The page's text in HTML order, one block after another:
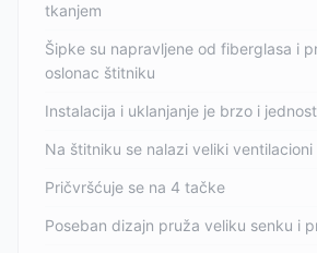
tkanjem
Šipke su napravljene od fiberglasa i
oslonac štitniku
Instalacija i uklanjanje je brzo i
Na štitniku se nalazi veliki
Pričvršćuje se na 4 tačke
Poseban dizajn pruža veliku senku i